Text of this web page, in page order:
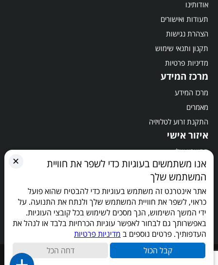
אודותינו
תעודות ואישורים
הצהרת נגישות
תקנון ותנאי שימוש
מדיניות פרטיות
מרכז המידע
מרכז המידע
מאמרים
התקנת זרוע לטלויזיה
איזור אישי
החשבון שלי
סל קניות
תשלום
הישארו מעודכנים
כל הזכויות שמורות © 2026
✕
אנו משתמשים בעוגיות כדי לשפר את חוויית
המשתמש שלך
אתר אינטרנט זה משתמש בעוגיות כדי להבטיח שהוא פועל
כראוי, לשפר את חוויית המשתמש שלך ולנתח את התנועה. על
ידי המשך השימוש, הנך מסכים לשימוש בכל קובצי העוגיות.
באפשרותך גם לבחור לאפשר עוגיות הכרחיות בלבד או לנהל את
העדפותיך. פרטים נוספים ב מדיניות פרטיות
קבל הכול
דחה הכל